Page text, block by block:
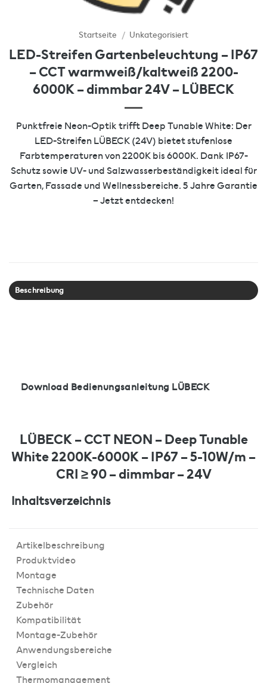
Startseite / Unkategorisiert
LED-Streifen Gartenbeleuchtung – IP67
– CCT warmweiß/kaltweiß 2200-
6000K – dimmbar 24V – LÜBECK
Punktfreie Neon-Optik trifft Deep Tunable White: Der
LED-Streifen LÜBECK (24V) bietet stufenlose
Farbtemperaturen von 2200K bis 6000K. Dank IP67-
Schutz sowie UV- und Salzwasserbeständigkeit ideal für
Garten, Fassade und Wellnessbereiche. 5 Jahre Garantie
– Jetzt entdecken!
Beschreibung
Download Bedienungsanleitung LÜBECK
LÜBECK – CCT NEON – Deep Tunable
White 2200K-6000K – IP67 – 5-10W/m –
CRI ≥ 90 – dimmbar – 24V
Inhaltsverzeichnis
Artikelbeschreibung
Produktvideo
Montage
Technische Daten
Zubehör
Kompatibilität
Montage-Zubehör
Anwendungsbereiche
Vergleich
Thermomanagement